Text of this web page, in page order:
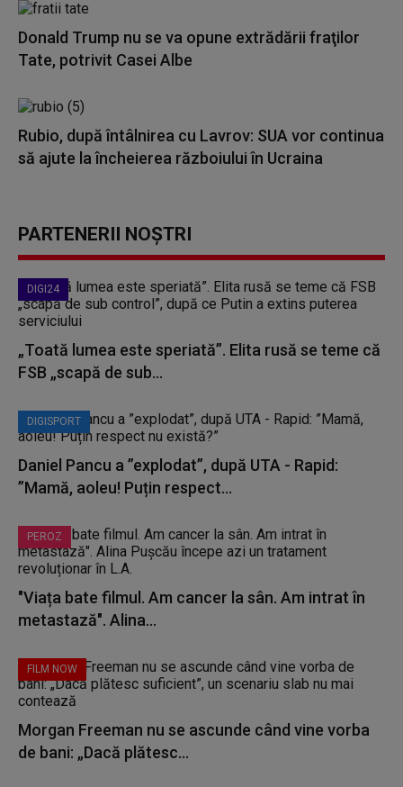
Donald Trump nu se va opune extrădării fraţilor
Tate, potrivit Casei Albe
Rubio, după întâlnirea cu Lavrov: SUA vor continua
să ajute la încheierea războiului în Ucraina
PARTENERII NOȘTRI
DIGI24
„Toată lumea este speriată”. Elita rusă se teme că
FSB „scapă de sub...
DIGISPORT
Daniel Pancu a ”explodat”, după UTA - Rapid:
”Mamă, aoleu! Puțin respect...
PEROZ
"Viața bate filmul. Am cancer la sân. Am intrat în
metastază". Alina...
FILM NOW
Morgan Freeman nu se ascunde când vine vorba
de bani: „Dacă plătesc...